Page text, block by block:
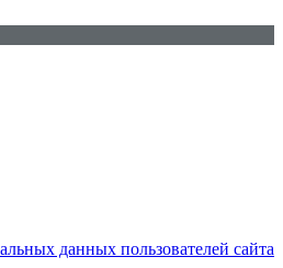
данных пользователей сайта